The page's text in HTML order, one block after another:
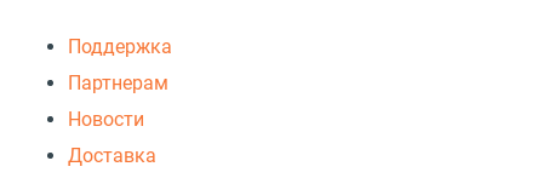
Поддержка
Партнерам
Новости
Доставка